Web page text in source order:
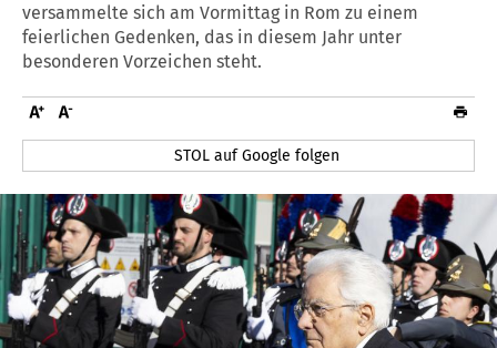
versammelte sich am Vormittag in Rom zu einem
feierlichen Gedenken, das in diesem Jahr unter
besonderen Vorzeichen steht.
STOL auf Google folgen